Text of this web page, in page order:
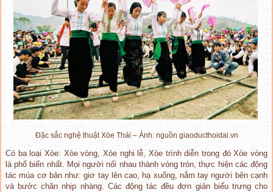
Đặc sắc nghệ thuật Xòe Thái – Ảnh: nguồn giaoducthoidai.vn
Có ba loại Xòe: Xòe vòng, Xòe nghi lễ, Xòe trình diễn trong đó Xòe vòng
là phổ biến nhất. Mọi người nối nhau thành vòng tròn, thực hiện các động
tác múa cơ bản như: giơ tay lên cao, hạ xuống, nắm tay người bên cạnh
và bước chân nhịp nhàng. Các động tác đều đơn giản biểu trưng cho